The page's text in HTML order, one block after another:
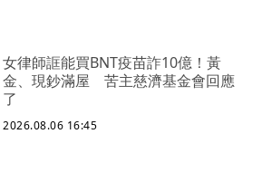
女律師誆能買BNT疫苗詐10億！黃
金、現鈔滿屋 苦主慈濟基金會回應
了
2026.08.06 16:45